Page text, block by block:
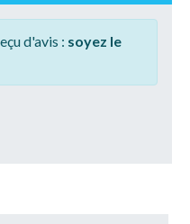
d'avis : soyez le